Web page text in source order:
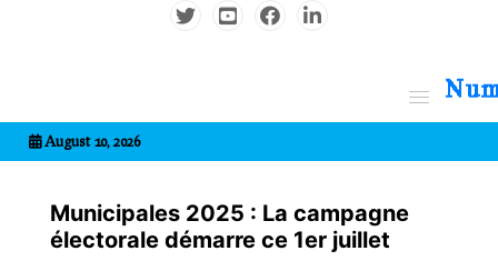
August 10, 2026
Municipales 2025 : La campagne
électorale démarre ce 1er juillet